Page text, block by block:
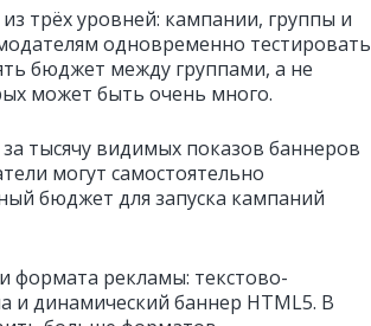
трёх уровней: кампании, группы и
одновременно тестировать
бюджет между группами, а не
может быть очень много.
тысячу видимых показов баннеров
могут самостоятельно
бюджет для запуска кампаний
формата рекламы: текстово-
и динамический баннер HTML5. В